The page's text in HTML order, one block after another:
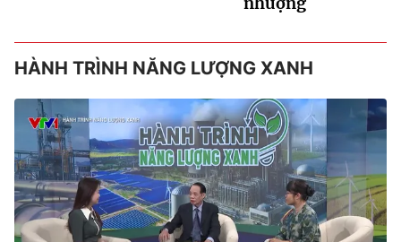
HÀNH TRÌNH NĂNG LƯỢNG XANH